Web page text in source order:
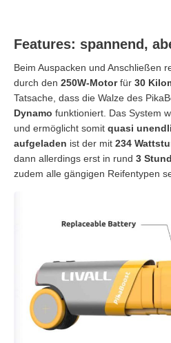
Features: spannend,
Beim Auspacken und Anschließen
durch den 250W-Motorfür 30
Tatsache, dass die Walze des
Dynamo funktioniert. Das System
und ermöglicht somit quasi
aufgeladen ist der mit 234
dann allerdings erst in rund 3
zudem alle gängigen Reifentypen